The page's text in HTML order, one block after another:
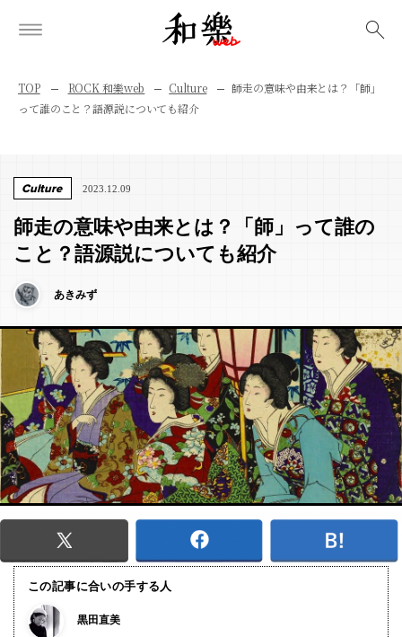
TOP ROCK 和樂web Culture
師走の意味や由来とは？「師」
って誰のこと？語源説についても紹介
Culture 2023.12.09
師走の意味や由来とは？「師」って誰の
こと？語源説についても紹介
あきみず
この記事に合いの手する人
黒田直美